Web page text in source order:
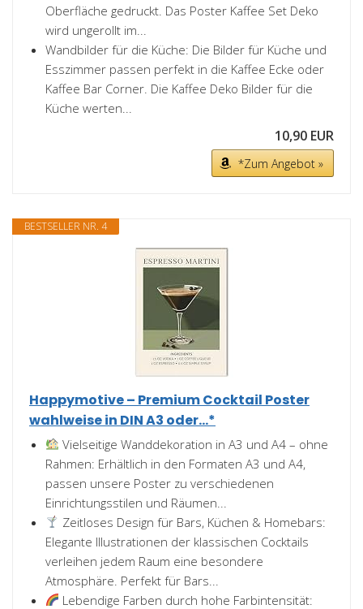
Oberfläche gedruckt. Das Poster Kaffee Set Deko
wird ungerollt im...
Wandbilder für die Küche: Die Bilder für Küche und
Esszimmer passen perfekt in die Kaffee Ecke oder
Kaffee Bar Corner. Die Kaffee Deko Bilder für die
Küche werten...
10,90 EUR
*Zum Angebot »
BESTSELLER NR. 4
Happymotive – Premium Cocktail Poster
wahlweise in DIN A3 oder...*
Vielseitige Wanddekoration in A3 und A4 – ohne
Rahmen: Erhältlich in den Formaten A3 und A4,
passen unsere Poster zu verschiedenen
Einrichtungsstilen und Räumen...
Zeitloses Design für Bars, Küchen & Homebars:
Elegante Illustrationen der klassischen Cocktails
verleihen jedem Raum eine besondere
Atmosphäre. Perfekt für Bars...
Lebendige Farben durch hohe Farbintensität: